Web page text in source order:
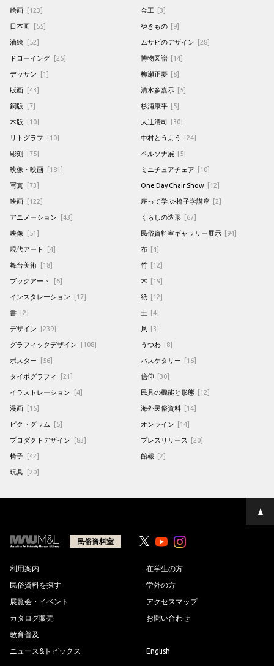
絵画 [123]
日本画 [55]
油絵 [52]
ドローイング [25]
デッサン [1]
版画 [43]
銅版 [7]
木版 [10]
リトグラフ [10]
彫刻 [75]
映像・映画 [181]
写真 [73]
映画 [122]
アニメーション [43]
映像 [51]
現代アート [4]
舞台美術 [18]
ブックアート [6]
インスタレーション [17]
書 [2]
デザイン [239]
グラフィックデザイン [108]
ポスター [56]
タイポグラフィ [21]
イラストレーション [4]
漫画 [15]
ピクトグラム [5]
プロダクトデザイン [83]
椅子 [42]
玩具 [20]
金工 [3]
やきもの [9]
ムサビのデザイン [28]
博物図譜 [14]
柳瀬正夢 [8]
清水多嘉示 [5]
杉浦康平 [5]
大辻清司 [30]
中村とうよう [24]
ペルソナ展 [5]
ミニチュアチェア [10]
One Day Chair Show [12]
座って学ぶ-椅子学講座 [2]
くらしの造形 [67]
民俗資料室ギャラリー展示 [94]
布 [4]
竹 [12]
木 [19]
紙 [12]
土 [4]
凧 [3]
うつわ [8]
バスケタリー [16]
信仰 [30]
民具の機能と形態 [12]
海外民俗資料 [14]
オンライン [14]
プレスリリース [20]
館報 [2]
ペ
ー
民俗資料室 YoutubeYoutube
利用案内
民俗資料を探す
展覧会・イベント
カタログ販売
教育普及
ニュース&トピックス
在学生の方
学外の方
アクセスマップ
お問い合わせ
English